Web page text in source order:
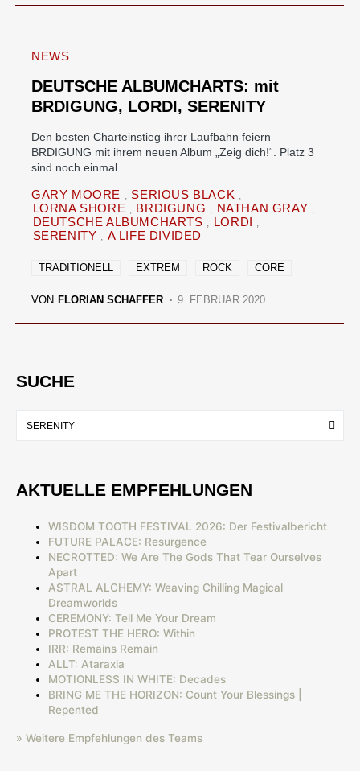
NEWS
DEUTSCHE ALBUMCHARTS: mit
BRDIGUNG, LORDI, SERENITY
Den besten Charteinstieg ihrer Laufbahn feiern
BRDIGUNG mit ihrem neuen Album „Zeig dich!“. Platz 3
sind noch einmal…
GARY MOORE
SERIOUS BLACK
LORNA SHORE
BRDIGUNG
NATHAN GRAY
DEUTSCHE ALBUMCHARTS
LORDI
SERENITY
A LIFE DIVIDED
TRADITIONELL EXTREM ROCK CORE
VON FLORIAN SCHAFFER 9. FEBRUAR 2020
SUCHE
AKTUELLE EMPFEHLUNGEN
WISDOM TOOTH FESTIVAL 2026: Der Festivalbericht
FUTURE PALACE: Resurgence
NECROTTED: We Are The Gods That Tear Ourselves
Apart
ASTRAL ALCHEMY: Weaving Chilling Magical
Dreamworlds
CEREMONY: Tell Me Your Dream
PROTEST THE HERO: Within
IRR: Remains Remain
ALLT: Ataraxia
MOTIONLESS IN WHITE: Decades
BRING ME THE HORIZON: Count Your Blessings |
Repented
» Weitere Empfehlungen des Teams